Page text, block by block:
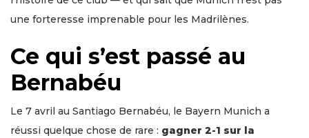
une forteresse imprenable pour les Madrilènes.
Ce qui s’est passé au
Bernabéu
Le 7 avril au Santiago Bernabéu, le Bayern Munich a
réussi quelque chose de rare : gagner 2-1 sur la